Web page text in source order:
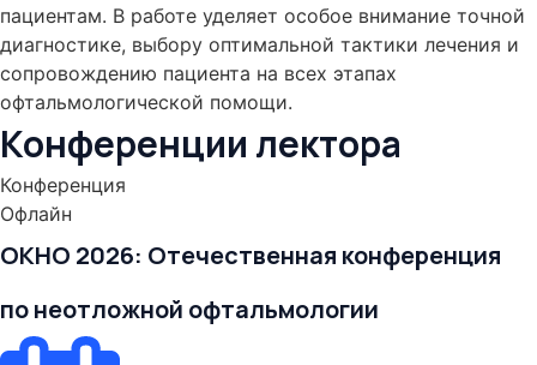
пациентам. В работе уделяет особое внимание точной
диагностике, выбору оптимальной тактики лечения и
сопровождению пациента на всех этапах
офтальмологической помощи.
Конференции лектора
Конференция
Офлайн
ОКНО 2026: Отечественная конференция
по неотложной офтальмологии